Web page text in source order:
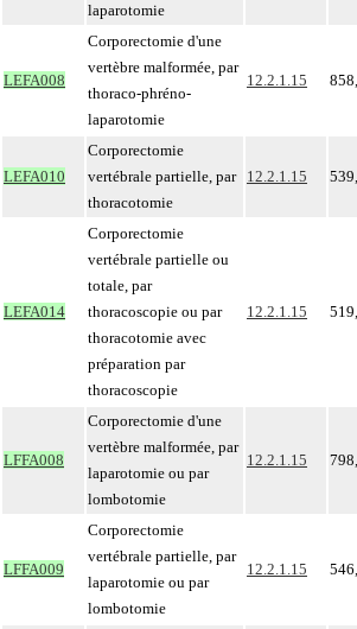
laparotomie
LEFA008
Corporectomie d'une
vertèbre malformée, par
thoraco-phréno-
laparotomie
12.2.1.15
LEFA010
Corporectomie
vertébrale partielle, par
thoracotomie
12.2.1.15
LEFA014
Corporectomie
vertébrale partielle ou
totale, par
thoracoscopie ou par
thoracotomie avec
préparation par
thoracoscopie
12.2.1.15
LFFA008
Corporectomie d'une
vertèbre malformée, par
laparotomie ou par
lombotomie
12.2.1.15
LFFA009
Corporectomie
vertébrale partielle, par
laparotomie ou par
lombotomie
12.2.1.15